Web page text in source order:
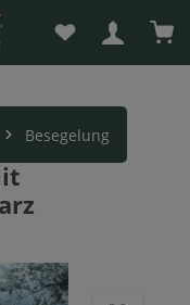
Du hast 0
Besegelung